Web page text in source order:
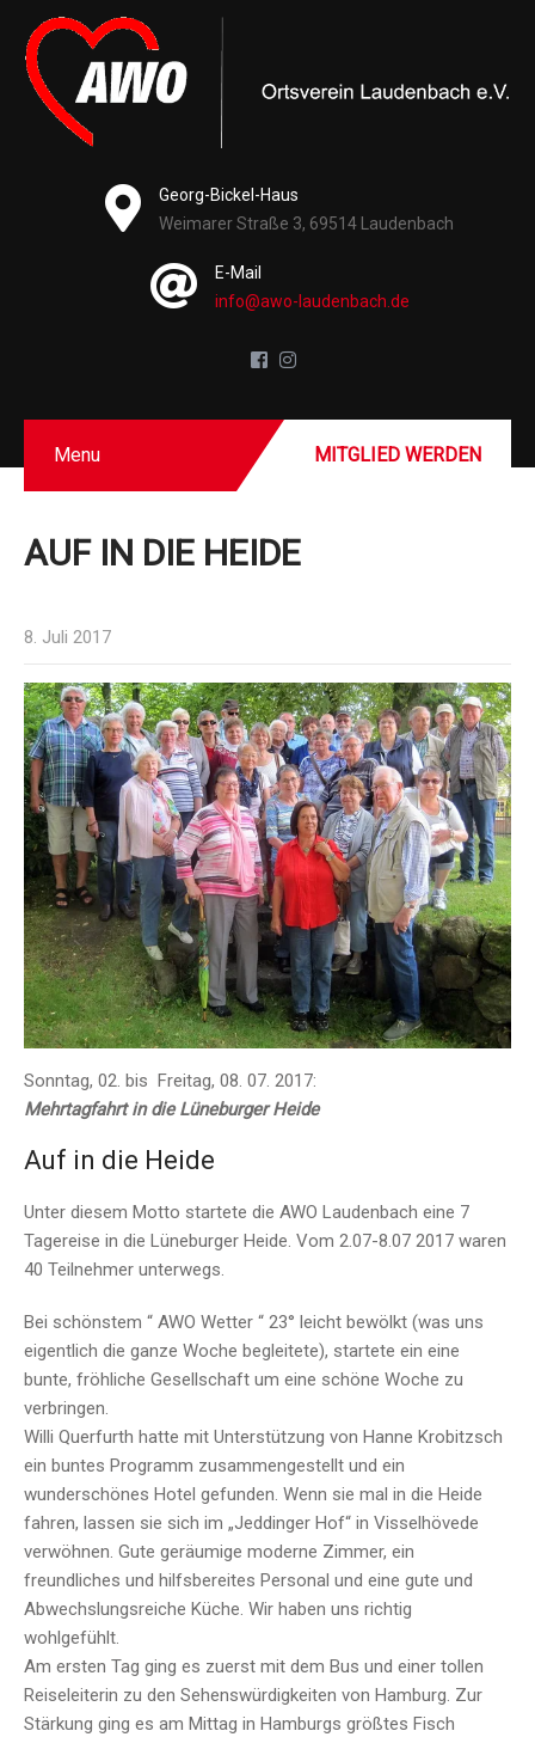
Georg-Bickel-Haus
Weimarer Straße 3, 69514 Laudenbach
E-Mail
info@awo-laudenbach.de
Menu MITGLIED WERDEN
AUF IN DIE HEIDE
8. Juli 2017
Sonntag, 02. bis Freitag, 08. 07. 2017:
Mehrtagfahrt in die Lüneburger Heide
Auf in die Heide
Unter diesem Motto startete die AWO Laudenbach eine 7
Tagereise in die Lüneburger Heide. Vom 2.07-8.07 2017 waren
40 Teilnehmer unterwegs.
Bei schönstem “ AWO Wetter “ 23° leicht bewölkt (was uns
eigentlich die ganze Woche begleitete), startete ein eine
bunte, fröhliche Gesellschaft um eine schöne Woche zu
verbringen.
Willi Querfurth hatte mit Unterstützung von Hanne Krobitzsch
ein buntes Programm zusammengestellt und ein
wunderschönes Hotel gefunden. Wenn sie mal in die Heide
fahren, lassen sie sich im „Jeddinger Hof“ in Visselhövede
verwöhnen. Gute geräumige moderne Zimmer, ein
freundliches und hilfsbereites Personal und eine gute und
Abwechslungsreiche Küche. Wir haben uns richtig
wohlgefühlt.
Am ersten Tag ging es zuerst mit dem Bus und einer tollen
Reiseleiterin zu den Sehenswürdigkeiten von Hamburg. Zur
Stärkung ging es am Mittag in Hamburgs größtes Fisch